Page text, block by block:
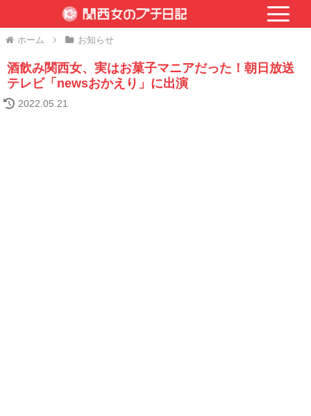
ホーム お知らせ
酒飲み関西女、実はお菓子マニアだった！朝日放送
テレビ「newsおかえり」に出演
2022.05.21